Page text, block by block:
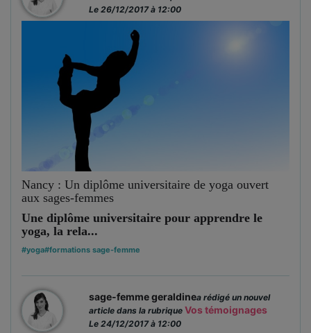
Le 26/12/2017 à 12:00
Nancy : Un diplôme universitaire de yoga ouvert
aux sages-femmes
Une diplôme universitaire pour apprendre le
yoga, la rela...
#yoga#formations sage-femme
sage-femme geraldinea rédigé un nouvel
article dans la rubrique Vos témoignages
Le 24/12/2017 à 12:00